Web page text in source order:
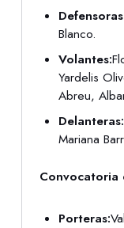
Blanco.
Volantes:
Yardelis
Abreu,
Delanteras:
Mariana
Convocatoria
Porteras: